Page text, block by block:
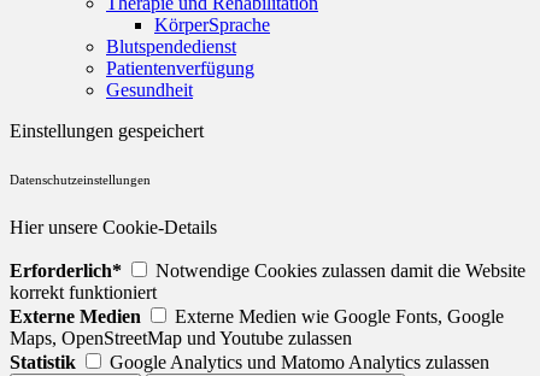
KörperSprache
Blutspendedienst
Patientenverfügung
Gesundheit
Einstellungen gespeichert
Datenschutzeinstellungen
Hier unsere Cookie-Details
Erforderlich*
Notwendige Cookies zulassen damit die Website
korrekt funktioniert
Externe Medien
Externe Medien wie Google Fonts, Google
Maps, OpenStreetMap und Youtube zulassen
Statistik
Google Analytics und Matomo Analytics zulassen